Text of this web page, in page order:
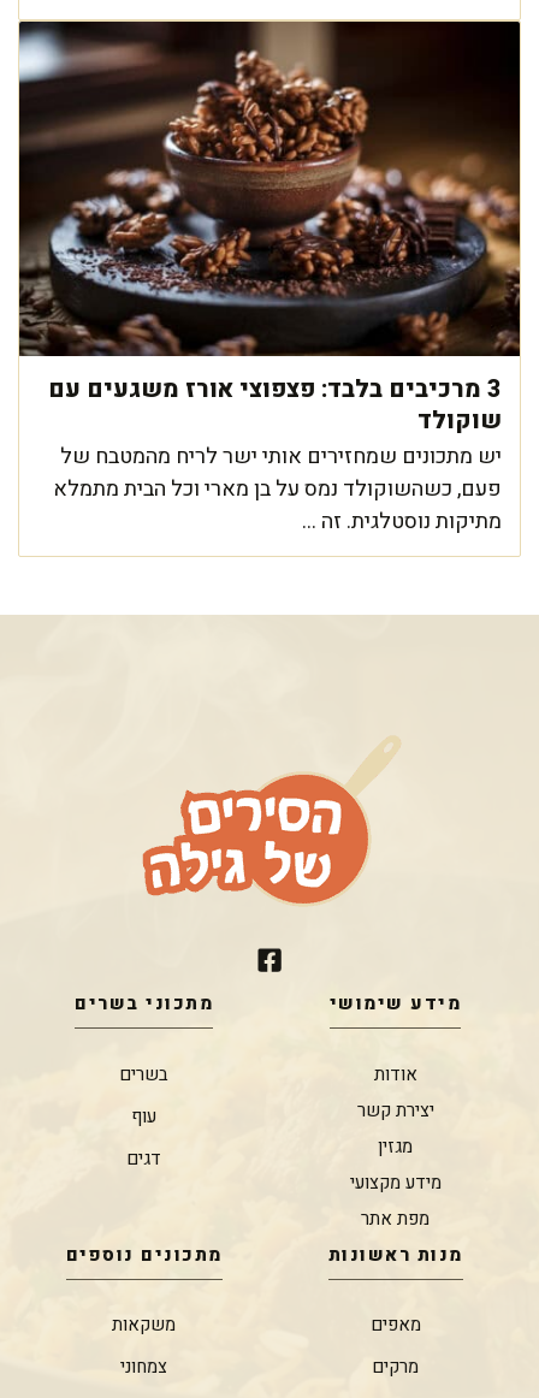
3 מרכיבים בלבד: פצפוצי אורז משגעים עם
שוקולד
יש מתכונים שמחזירים אותי ישר לריח מהמטבח של
פעם, כשהשוקולד נמס על בן מארי וכל הבית מתמלא
מתיקות נוסטלגית. זה ...
מידע שימושי
אודות
יצירת קשר
מגזין
מידע מקצועי
מפת אתר
מתכוני בשרים
בשרים
עוף
דגים
מנות ראשונות
מאפים
מרקים
מתכונים נוספים
משקאות
צמחוני